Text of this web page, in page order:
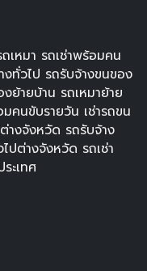
เหมา รถเช่าพร้อมคน
ทั่วไป รถรับจ้างขนของ
ย้ายบ้าน รถเหมาย้าย
คนขับรายวัน เช่ารถขน
างจังหวัด รถรับจ้าง
ปต่างจังหวัด รถเช่า
ะเทศ